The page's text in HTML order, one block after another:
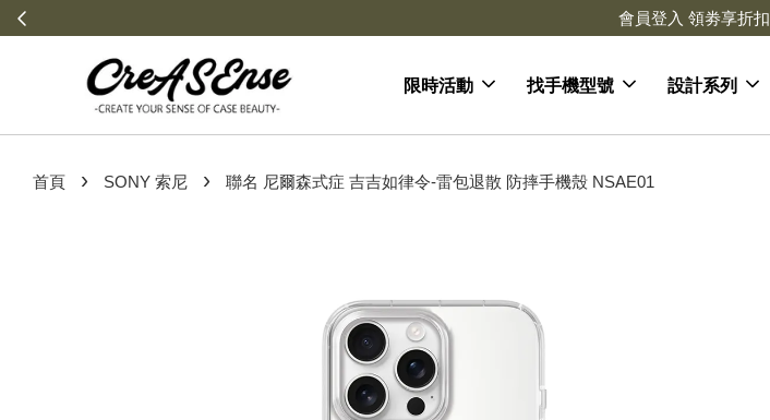
會員登入 領劵享折扣
限時活動 找手機型號 設計系列
首頁 › SONY 索尼 › 聯名 尼爾森式症 吉吉如律令-雷包退散 防摔手機殼 NSAE01